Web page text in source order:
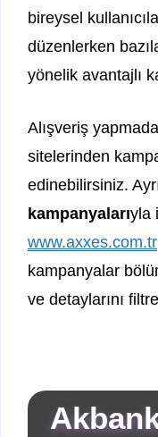
bireysel
düzenlerken
yönelik avantajlı
Alışveriş
sitelerinden
edinebilirsiniz.
kampanyalarıyla
www.axxes.com.tr
kampanyalar
ve detaylarını